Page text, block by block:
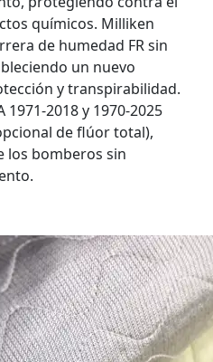
químicos. Milliken
de humedad FR sin
un nuevo
y transpirabilidad.
1971-2018 y 1970-2025
de flúor total),
los bomberos sin